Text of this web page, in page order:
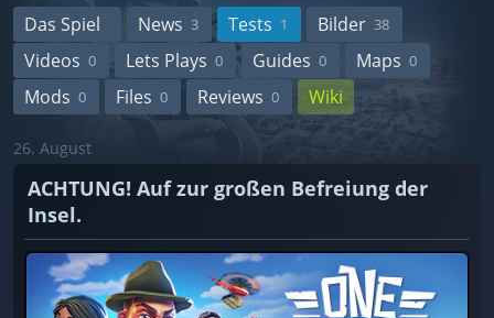
Das Spiel News 3 Tests 1 Bilder 38
Videos 0 Lets Plays 0 Guides 0 Maps 0
Mods 0 Files 0 Reviews 0 Wiki
26. August
ACHTUNG! Auf zur großen Befreiung der
Insel.